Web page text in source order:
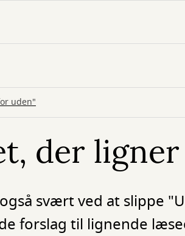
uden"
der
svært ved at slippe
forslag til lignende